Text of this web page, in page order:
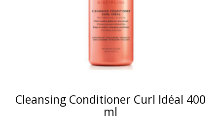
Cleansing Conditioner Curl Idéal 400
ml